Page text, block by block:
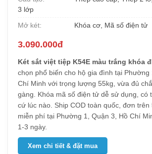
3 lớp
Mở két:
Khóa cơ, Mã số điện tử
3.090.000đ
Két sắt việt tiệp K54E màu trắng khóa
chọn phổ biến cho hộ gia đình tại Phường
Chí Minh với trọng lượng 55kg, vừa đủ
gàng. Khóa mã số điện tử dễ sử dụng, có
cứ lúc nào. Ship COD toàn quốc, đơn trên
miễn phí tại Phường 1, Quận 3, Hồ Chí
1-3 ngày.
Xem chi tiết & đặt mua